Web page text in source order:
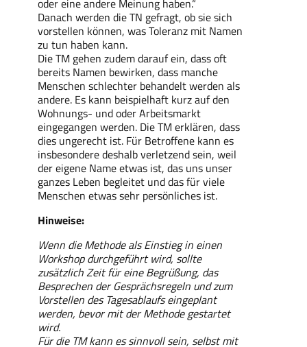
Danach werden die TN gefragt, ob sie sich
vorstellen können, was Toleranz mit Namen
zu tun haben kann.
Die TM gehen zudem darauf ein, dass oft
bereits Namen bewirken, dass manche
Menschen schlechter behandelt werden als
andere. Es kann beispielhaft kurz auf den
Wohnungs- und oder Arbeitsmarkt
eingegangen werden. Die TM erklären, dass
dies ungerecht ist. Für Betroffene kann es
insbesondere deshalb verletzend sein, weil
der eigene Name etwas ist, das uns unser
ganzes Leben begleitet und das für viele
Menschen etwas sehr persönliches ist.
Hinweise:
Wenn die Methode als Einstieg in einen
Workshop durchgeführt wird, sollte
zusätzlich Zeit für eine Begrüßung, das
Besprechen der Gesprächsregeln und zum
Vorstellen des Tagesablaufs eingeplant
werden, bevor mit der Methode gestartet
wird.
Für die TM kann es sinnvoll sein, selbst mit